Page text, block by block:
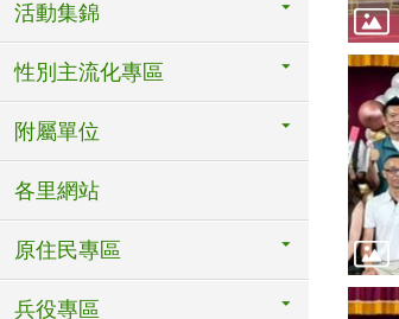
活動集錦
性別主流化專區
附屬單位
各里網站
原住民專區
兵役專區